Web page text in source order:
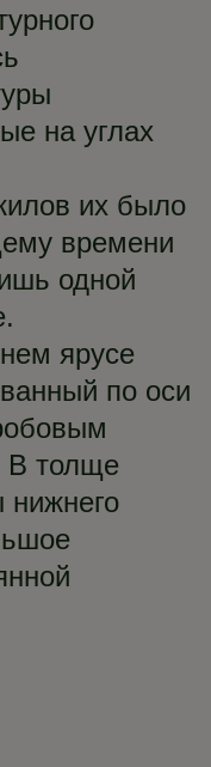
на углах
их было
времени
одной
ярусе
по оси
В толще
нижнего